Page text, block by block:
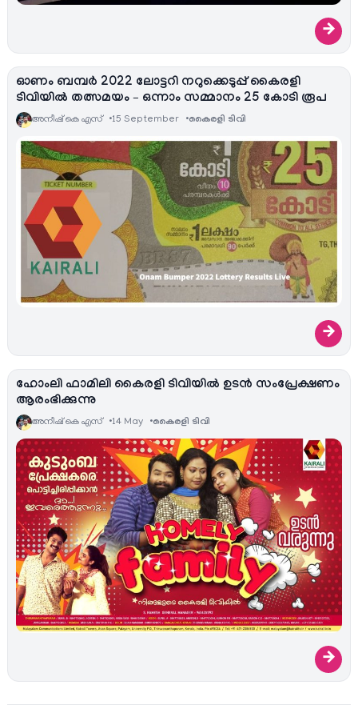
→
ഓണം ബമ്പർ 2022 ലോട്ടറി നറുക്കെടുപ്പ് കൈരളി
ടിവിയിൽ തത്സമയം – ഒന്നാം സമ്മാനം 25 കോടി രൂപ
അനീഷ്‌ കെ എസ് 15 September കൈരളി ടിവി
→
ഹോംലി ഫാമിലി കൈരളി ടിവിയിൽ ഉടന്‍ സംപ്രേക്ഷണം
ആരംഭിക്കുന്നു
അനീഷ്‌ കെ എസ് 14 May കൈരളി ടിവി
→